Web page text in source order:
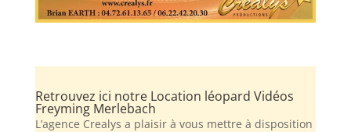
Retrouvez ici notre Location léopard Vidéos
Freyming Merlebach
L’agence Crealys a plaisir à vous mettre à disposition